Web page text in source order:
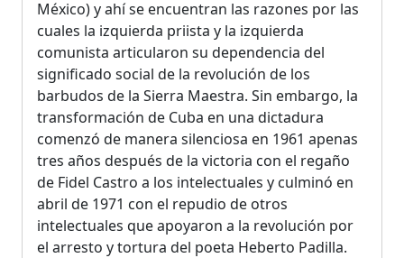
México) y ahí se encuentran las razones por las
cuales la izquierda priista y la izquierda
comunista articularon su dependencia del
significado social de la revolución de los
barbudos de la Sierra Maestra. Sin embargo, la
transformación de Cuba en una dictadura
comenzó de manera silenciosa en 1961 apenas
tres años después de la victoria con el regaño
de Fidel Castro a los intelectuales y culminó en
abril de 1971 con el repudio de otros
intelectuales que apoyaron a la revolución por
el arresto y tortura del poeta Heberto Padilla.